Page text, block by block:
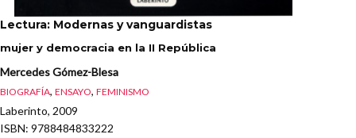
Lectura: Modernas y vanguardistas
mujer y democracia en la II República
Mercedes Gómez-Blesa
BIOGRAFÍA, ENSAYO, FEMINISMO
Laberinto, 2009
ISBN: 9788484833222